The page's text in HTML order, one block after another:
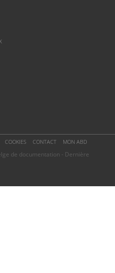
COOKIES CONTACT MON ABD
de documentation - Dernière